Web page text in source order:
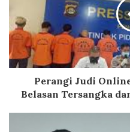
Perangi Judi
Belasan Tersangka